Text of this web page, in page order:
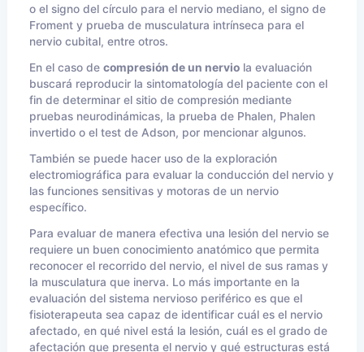
o el signo del círculo para el nervio mediano, el signo de
Froment y prueba de musculatura intrínseca para el
nervio cubital, entre otros.
En el caso de compresión de un nervio la evaluación
buscará reproducir la sintomatología del paciente con el
fin de determinar el sitio de compresión mediante
pruebas neurodinámicas, la prueba de Phalen, Phalen
invertido o el test de Adson, por mencionar algunos.
También se puede hacer uso de la exploración
electromiográfica para evaluar la conducción del nervio y
las funciones sensitivas y motoras de un nervio
específico.
Para evaluar de manera efectiva una lesión del nervio se
requiere un buen conocimiento anatómico que permita
reconocer el recorrido del nervio, el nivel de sus ramas y
la musculatura que inerva. Lo más importante en la
evaluación del sistema nervioso periférico es que el
fisioterapeuta sea capaz de identificar cuál es el nervio
afectado, en qué nivel está la lesión, cuál es el grado de
afectación que presenta el nervio y qué estructuras está